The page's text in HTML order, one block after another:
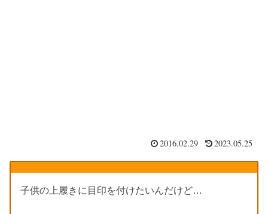
2016.02.29 2023.05.25
子供の上履きに目印を付けたいんだけど…